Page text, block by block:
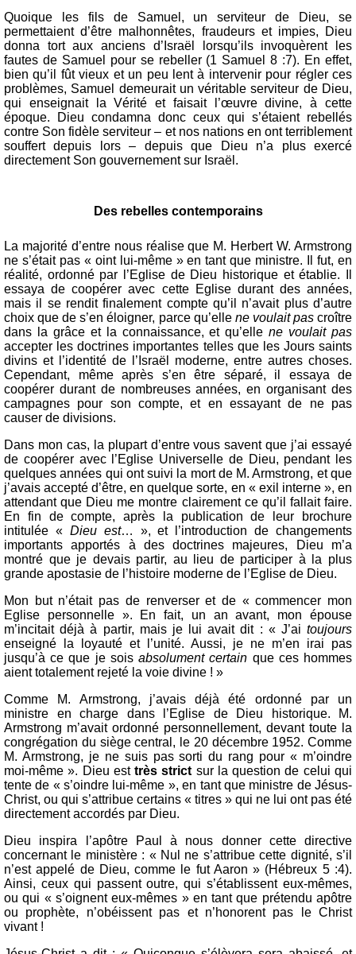
Quoique les fils de Samuel, un serviteur de Dieu, se
permettaient d’être malhonnêtes, fraudeurs et impies, Dieu
donna tort aux anciens d’Israël lorsqu’ils invoquèrent les
fautes de Samuel pour se rebeller (1 Samuel 8 :7). En effet,
bien qu’il fût vieux et un peu lent à intervenir pour régler ces
problèmes, Samuel demeurait un véritable serviteur de Dieu,
qui enseignait la Vérité et faisait l’œuvre divine, à cette
époque. Dieu condamna donc ceux qui s’étaient rebellés
contre Son fidèle serviteur – et nos nations en ont terriblement
souffert depuis lors – depuis que Dieu n’a plus exercé
directement Son gouvernement sur Israël.
Des rebelles contemporains
La majorité d’entre nous réalise que M. Herbert W. Armstrong
ne s’était pas « oint lui-même » en tant que ministre. Il fut, en
réalité, ordonné par l’Eglise de Dieu historique et établie. Il
essaya de coopérer avec cette Eglise durant des années,
mais il se rendit finalement compte qu’il n’avait plus d’autre
choix que de s’en éloigner, parce qu’elle ne voulait pascroître
dans la grâce et la connaissance, et qu’ellene voulait pas
accepter les doctrines importantes telles que les Jours saints
divins et l’identité de l’Israël moderne, entre autres choses.
Cependant, même après s’en être séparé, il essaya de
coopérer durant de nombreuses années, en organisant des
campagnes pour son compte, et en essayant de ne pas
causer de divisions.
Dans mon cas, la plupart d’entre vous savent que j’ai essayé
de coopérer avec l’Eglise Universelle de Dieu, pendant les
quelques années qui ont suivi la mort de M. Armstrong, et que
j’avais accepté d’être, en quelque sorte, en « exil interne », en
attendant que Dieu me montre clairement ce qu’il fallait faire.
En fin de compte, après la publication de leur brochure
intitulée « Dieu est… », et l’introduction de changements
importants apportés à des doctrines majeures, Dieu m’a
montré que je devais partir, au lieu de participer à la plus
grande apostasie de l’histoire moderne de l’Eglise de Dieu.
Mon but n’était pas de renverser et de « commencer mon
Eglise personnelle ». En fait, un an avant, mon épouse
m’incitait déjà à partir, mais je lui avait dit : « J’ai toujours
enseigné la loyauté et l’unité. Aussi, je ne m’en irai pas
jusqu’à ce que je soisabsolument certain que ces hommes
aient totalement rejeté la voie divine ! »
Comme M. Armstrong, j’avais déjà été ordonné par un
ministre en charge dans l’Eglise de Dieu historique. M.
Armstrong m’avait ordonné personnellement, devant toute la
congrégation du siège central, le 20 décembre 1952. Comme
M. Armstrong, je ne suis pas sorti du rang pour « m’oindre
moi-même ». Dieu esttrès strict sur la question de celui qui
tente de « s’oindre lui-même », en tant que ministre de Jésus-
Christ, ou qui s’attribue certains « titres » qui ne lui ont pas été
directement accordés par Dieu.
Dieu inspira l’apôtre Paul à nous donner cette directive
concernant le ministère : « Nul ne s’attribue cette dignité, s’il
n’est appelé de Dieu, comme le fut Aaron » (Hébreux 5 :4).
Ainsi, ceux qui passent outre, qui s’établissent eux-mêmes,
ou qui « s’oignent eux-mêmes » en tant que prétendu apôtre
ou prophète, n’obéissent pas et n’honorent pas le Christ
vivant !